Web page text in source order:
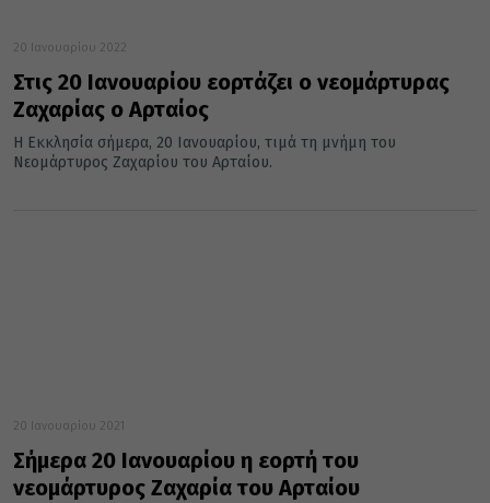
20 Ιανουαρίου 2022
Στις 20 Ιανουαρίου εορτάζει ο νεομάρτυρας
Ζαχαρίας ο Αρταίος
Η Εκκλησία σήμερα, 20 Ιανουαρίου, τιμά τη μνήμη του
Νεομάρτυρος Ζαχαρίου του Αρταίου.
20 Ιανουαρίου 2021
Σήμερα 20 Ιανουαρίου η εορτή του
νεομάρτυρος Ζαχαρία του Αρταίου